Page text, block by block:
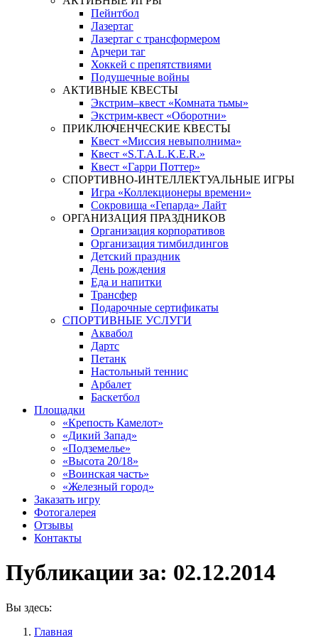
Пейнтбол
Лазертаг
Лазертаг с трансформером
Арчери таг
Хоккей с препятствиями
Подушечные войны
АКТИВНЫЕ КВЕСТЫ
Экстрим–квест «Комната тьмы»
Экстрим-квест «Оборотни»
ПРИКЛЮЧЕНЧЕСКИЕ КВЕСТЫ
Квест «Миссия невыполнима»
Квест «S.T.A.L.K.E.R.»
Квест «Гарри Поттер»
СПОРТИВНО-ИНТЕЛЛЕКТУАЛЬНЫЕ ИГРЫ
Игра «Коллекционеры времени»
Сокровища «Гепарда» Лайт
ОРГАНИЗАЦИЯ ПРАЗДНИКОВ
Организация корпоративов
Организация тимбилдингов
Детский праздник
День рождения
Еда и напитки
Трансфер
Подарочные сертификаты
СПОРТИВНЫЕ УСЛУГИ
Аквабол
Дартс
Петанк
Настольный теннис
Арбалет
Баскетбол
Площадки
«Крепость Камелот»
«Дикий Запад»
«Подземелье»
«Высота 20/18»
«Воинская часть»
«Железный город»
Заказать игру
Фотогалерея
Отзывы
Контакты
Публикации за: 02.12.2014
Вы здесь:
Главная